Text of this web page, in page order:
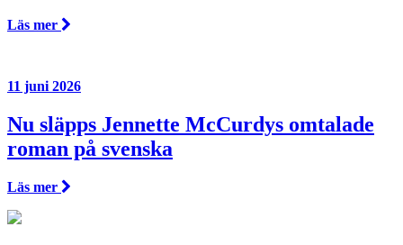
Läs mer
11 juni 2026
Nu släpps Jennette McCurdys omtalade
roman på svenska
Läs mer